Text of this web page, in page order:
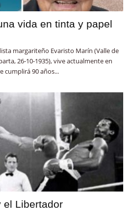
vida en tinta y papel
margariteño Evaristo Marín (Valle de
26-10-1935), vive actualmente en
cumplirá 90 años...
el Libertador